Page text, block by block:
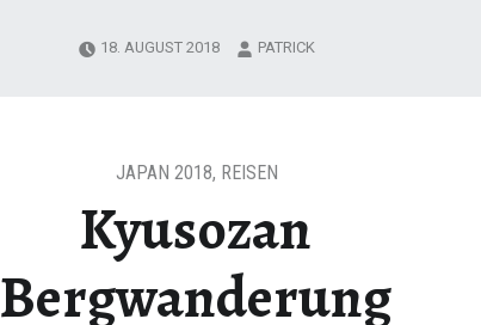
Kyusozan
Bergwanderung
JAPAN 2018, REISEN
18. AUGUST 2018 PATRICK